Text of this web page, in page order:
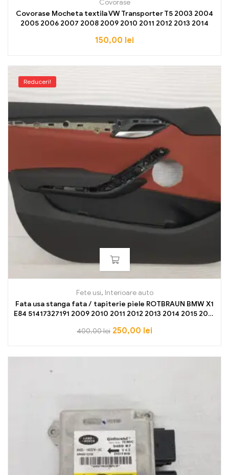
Covorase
Covorase Mocheta textila VW Transporter T5 2003 2004
2005 2006 2007 2008 2009 2010 2011 2012 2013 2014
150,00 lei
Reduceri!
Fete usi, Interioare auto
Fata usa stanga fata / tapiterie piele ROTBRAUN BMW X1
E84 51417327191 2009 2010 2011 2012 2013 2014 2015 2016
400,00lei 250,00 lei